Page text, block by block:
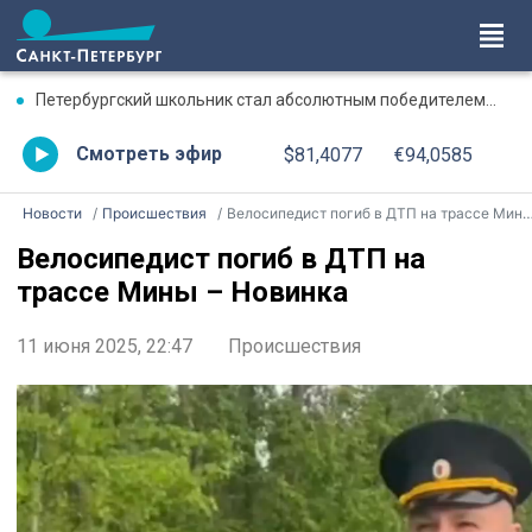
Петербургский школьник стал абсолютным победителем Международной олимпиады по ИИ
Смотреть эфир $81,4077 €94,0585
Новости Происшествия Велосипедист погиб в ДТП на трассе Мины – Новинка
Велосипедист погиб в ДТП на
трассе Мины – Новинка
11 июня 2025, 22:47 Происшествия